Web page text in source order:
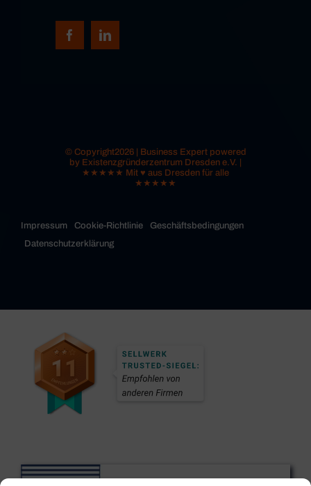
© Copyright2026 | Business Expert powered
by Existenzgründerzentrum Dresden e.V. |
★★★★★ Mit ♥ aus Dresden für alle
★★★★★
Impressum Cookie-Richtlinie
Geschäftsbedingungen
Datenschutzerklärung